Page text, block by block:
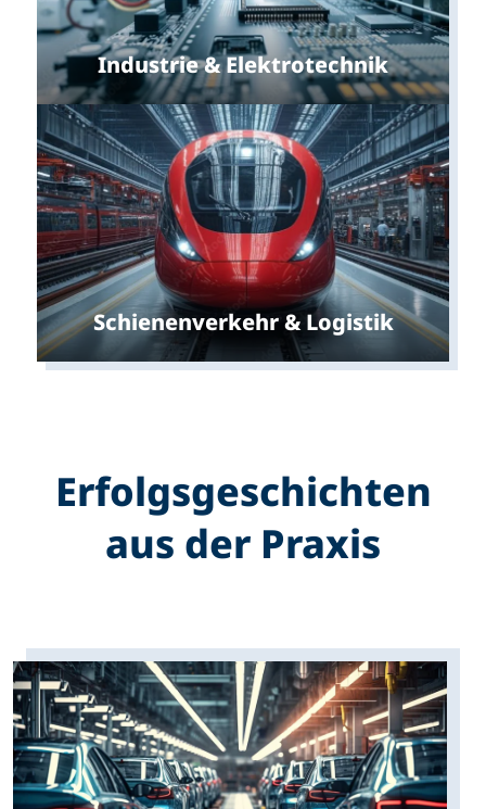
Industrie & Elektrotechnik
Schienenverkehr & Logistik
Erfolgs­geschichten
aus der Praxis